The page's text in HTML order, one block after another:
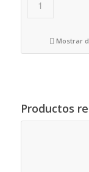
Mostrar
Productos